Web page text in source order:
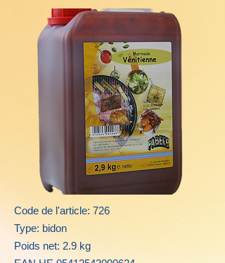
Code de l'article: 726
Type: bidon
Poids net: 2.9 kg